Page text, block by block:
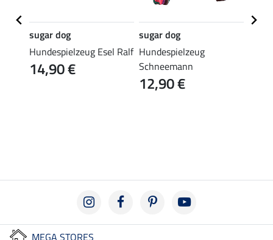
sugar dog
Hundespielzeug Esel Ralf
14,90 €
sugar dog
Hundespielzeug
Schneemann
12,90 €
MEGA STORES